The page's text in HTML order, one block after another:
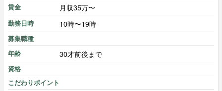
賃金 月収35万〜
勤務日時 10時〜19時
募集職種
年齢
30才前後まで
資格
こだわりポイント